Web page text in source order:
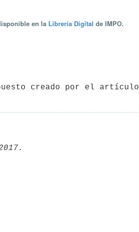
en la Librería Digital de IMPO.